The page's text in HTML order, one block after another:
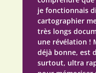
je fonctionnais
cartographier
très longs
une révélation !
déjà bonne, est
surtout, ultra